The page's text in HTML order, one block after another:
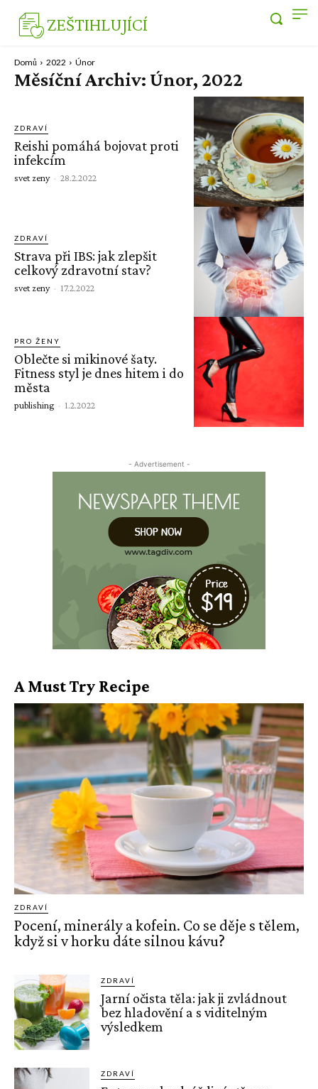
ZEŠTIHLUJÍCÍ
Domů 2022 Únor
Měsíční Archiv: Únor, 2022
ZDRAVÍ
Reishi pomáhá bojovat proti
infekcím
svet zeny - 28.2.2022
ZDRAVÍ
Strava při IBS: jak zlepšit
celkový zdravotní stav?
svet zeny - 17.2.2022
PRO ŽENY
Oblečte si mikinové šaty.
Fitness styl je dnes hitem i do
města
publishing - 1.2.2022
- Advertisement -
A Must Try Recipe
ZDRAVÍ
Pocení, minerály a kofein. Co se děje s tělem,
když si v horku dáte silnou kávu?
ZDRAVÍ
Jarní očista těla: jak ji zvládnout
bez hladovění a s viditelným
výsledkem
ZDRAVÍ